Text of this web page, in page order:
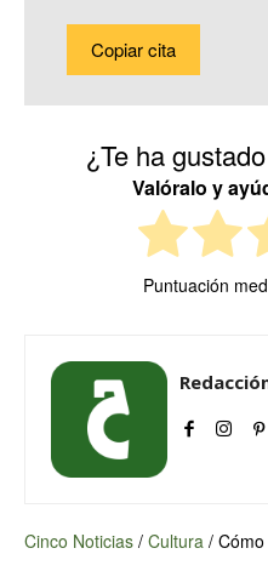
Copiar cita
¿Te ha
Valóralo y
Puntuación
Cinco Noticias / Cultura /